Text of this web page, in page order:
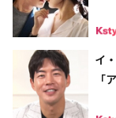
イ
「